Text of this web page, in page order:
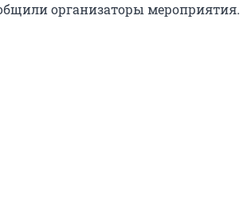
организаторы мероприятия.